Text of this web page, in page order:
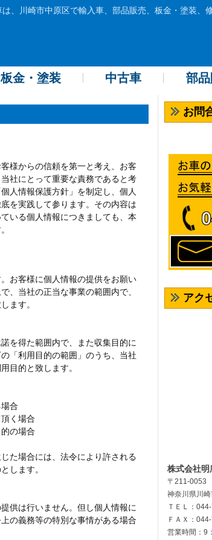
、川崎市中原区で輸入車、部品販売、板金・塗装、
板金・塗装 中古車 部
様からの信頼を第一と考え、お客
社にとって重要な責務であると考
人情報保護方針」を制定し、個人
を実践して参ります。その内容は
いる個人情報につきましても、本
お客様に個人情報の提供をお願い
、当社の正当な事業の範囲内で、
ます。
を得た範囲内で、また収集目的に
「利用目的の範囲」のうち、当社
目的と致します。
合
く場合
の場合
た場合には、法令により許される
します。
供は行いません。但し個人情報に
の義務等の特別な事情がある場合
お問
アク
株式会社明
〒211-0053
神奈川県川
ＴＥＬ：
ＦＡＸ：
営業時間：9